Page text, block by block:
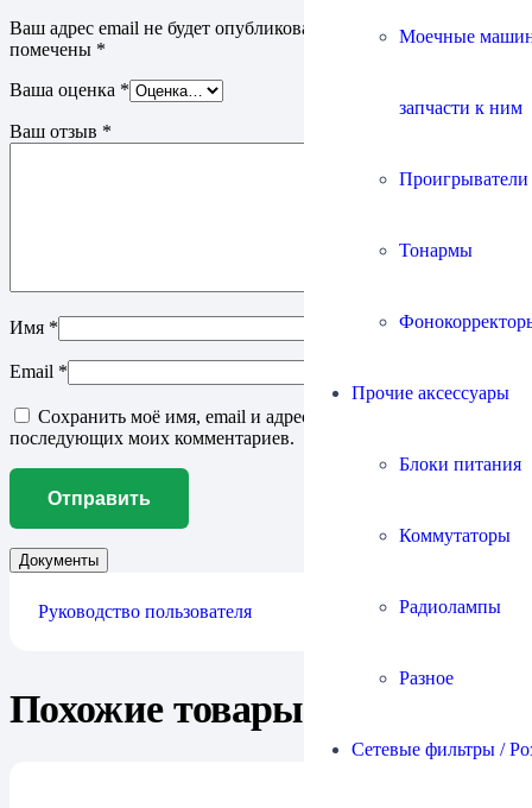
Моечные
запчасти к ним
Тонармы
Прочие аксессуары
Блоки питания
Коммутаторы
Радиолампы
Разное
Сетевые фильтры /
Ваш адрес email не будет опубликован.
Обязательные поля
помечены *
Ваша оценка *
Ваш отзыв *
Имя *
Email *
Сохранить моё имя, email и адрес сайта в этом браузере для
последующих моих комментариев.
Документы
Руководство пользователя
Похожие товары